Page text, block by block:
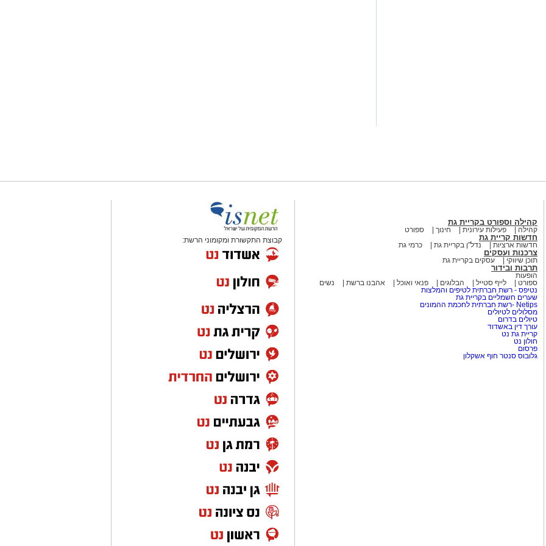
התרבות, החינוך והקהילה.
להיכנס לעמוד הדרושים של
מאירוע חדשותי? מצאתם טעות
קהילה וספורט בקריית גת
קהילה פעילות עירונית חינוך ספורט
חדשות קריית גת
חדשות ארציות נדל"ן בקריית גת כרמי גת
צרכנות ועסקים
תוכן שיווקי עסקים בקריית גת
תרבות ובידור
הופעות
ספורט
לייף סטייל הבלוגים פנאי ואוכל אהבנו ברשת
נשים
נטיפס - רשת חברתית לטיפים והמלצות
שערים חשמליים בקריית גת
Netips -רשת חברתית לחכמת ההמונים
מסלולים לטיולים
טיולים בדרום
עורך דין באשדוד
קריית גת נט
חולון נט
פרסום
גלובוס סנטר חוף אשקלון
קבוצת התקשורת ומקומוני הרשת: